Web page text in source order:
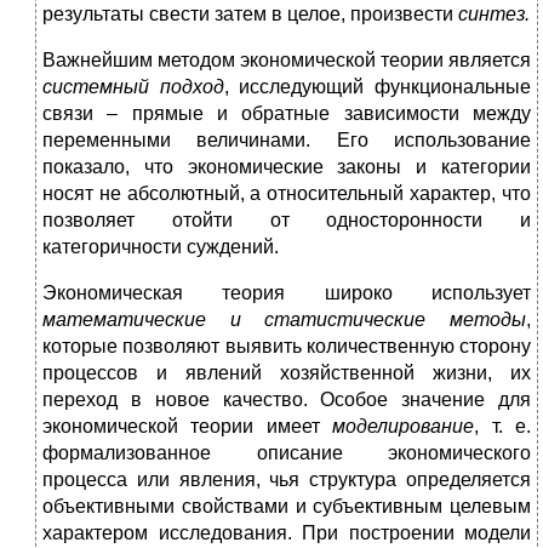
результаты свести затем в целое, произвести синтез.
Важнейшим методом экономической теории является
системный подход, исследующий функциональные
связи – прямые и обратные зависимости между
переменными величинами. Его использование
показало, что экономические законы и категории
носят не абсолютный, а относительный характер, что
позволяет отойти от односторонности и
категоричности суждений.
Экономическая теория широко использует
математические и статистические методы,
которые позволяют выявить количественную сторону
процессов и явлений хозяйственной жизни, их
переход в новое качество. Особое значение для
экономической теории имеетмоделирование, т. е.
формализованное описание экономического
процесса или явления, чья структура определяется
объективными свойствами и субъективным целевым
характером исследования. При построении модели